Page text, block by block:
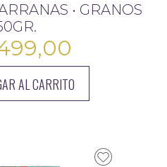
• GRANOS
AL CARRITO